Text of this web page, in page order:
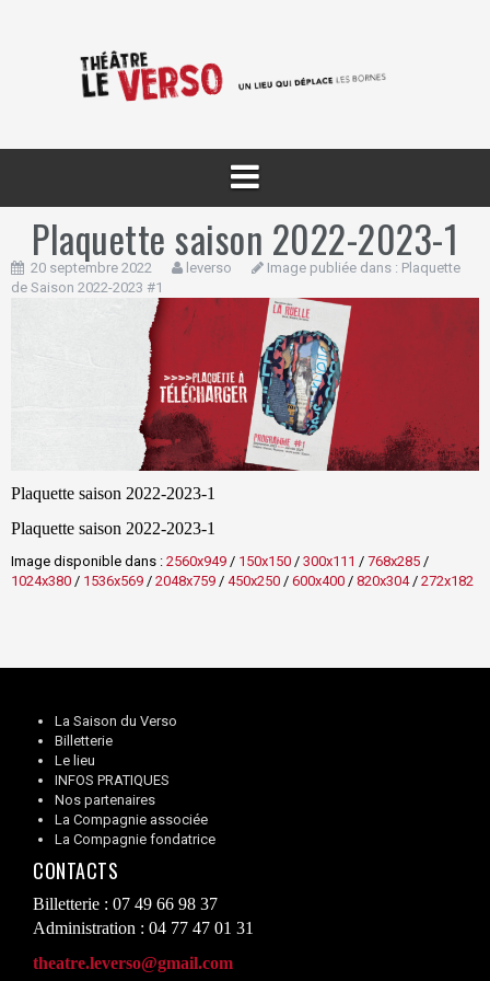
Plaquette saison 2022-2023-1
20 septembre 2022 leverso Image publiée dans : Plaquette
de Saison 2022-2023 #1
Plaquette saison 2022-2023-1
Plaquette saison 2022-2023-1
Image disponible dans : 2560x949 / 150x150 / 300x111 / 768x285 /
1024x380 / 1536x569 / 2048x759 / 450x250 / 600x400 / 820x304/ 272x182
La Saison du Verso
Billetterie
Le lieu
INFOS PRATIQUES
Nos partenaires
La Compagnie associée
La Compagnie fondatrice
CONTACTS
Billetterie : 07 49 66 98 37
Administration : 04 77 47 01 31
theatre.leverso@gmail.com